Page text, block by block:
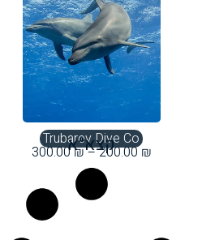
Trubarev Dive Co
קצא״א200.00₪
–
300.00₪